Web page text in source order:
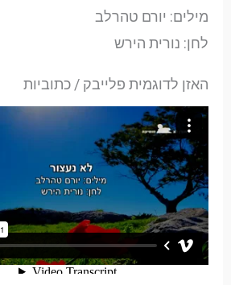
מילים: יורם טהרלב
לחן: נורית הירש
האזן לדוגמית פלייבק / כתוביות